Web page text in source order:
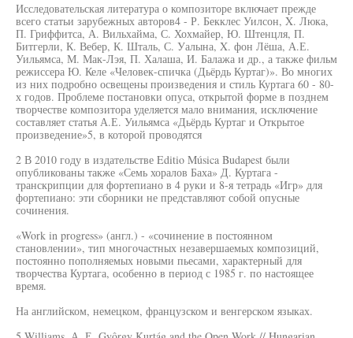
Исследовательская литература о композиторе включает прежде
всего статьи зарубежных авторов4 - Р. Бекклес Уилсон, X. Люка,
П. Гриффитса, А. Вильхайма, С. Хохмайер, Ю. Штенцля, П.
Битгерли, К. Вебер, К. Шталь, С. Уалына, X. фон Лёша, А.Е.
Уильямса, М. Мак-Лэя, П. Халаша, И. Балажа и др., а также фильм
режиссера Ю. Келе «Человек-спичка (Дьёрдь Куртаг)». Во многих
из них подробно освещены произведения и стиль Куртага 60 - 80-
х годов. Проблеме постановки опуса, открытой форме в позднем
творчестве композитора уделяется мало внимания, исключение
составляет статья А.Е. Уильямса «Дьёрдь Куртаг и Открытое
произведение»5, в которой проводятся
2 В 2010 году в издательстве Editio Música Budapest были
опубликованы также «Семь хоралов Баха» Д. Куртага -
транскрипции для фортепиано в 4 руки и 8-я тетрадь «Игр» для
фортепиано: эти сборники не представляют собой опусные
сочинения.
«Work in progress» (англ.) - «сочинение в постоянном
становлении», тип многочастных незавершаемых композиций,
постоянно пополняемых новыми пьесами, характерный для
творчества Куртага, особенно в период с 1985 г. по настоящее
время.
На английском, немецком, французском и венгерском языках.